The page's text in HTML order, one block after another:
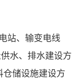
站、输变电线
水、排水建设方
仓储设施建设方